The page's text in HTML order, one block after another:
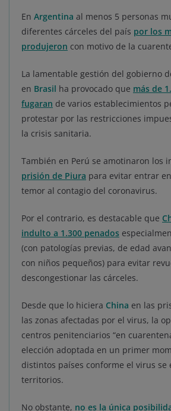
En Argentina al menos 5 personas
diferentes cárceles del país por los
produjeron con motivo de la
La lamentable gestión del gobierno
en Brasil ha provocado que más de
fugaran de varios establecimientos
protestar por las restricciones
la crisis sanitaria.
También en Perú se amotinaron los
prisión de Piura para evitar entrar
temor al contagio del coronavirus.
Por el contrario, es destacable que
indulto a 1.300 penados
(con patologías previas, de edad
con niños pequeños) para evitar
descongestionar las cárceles.
Desde que lo hiciera China en las
las zonas afectadas por el virus, la
centros penitenciarios “en
elección adoptada en un primer
distintos países conforme el virus se
territorios.
No obstante, no es la única